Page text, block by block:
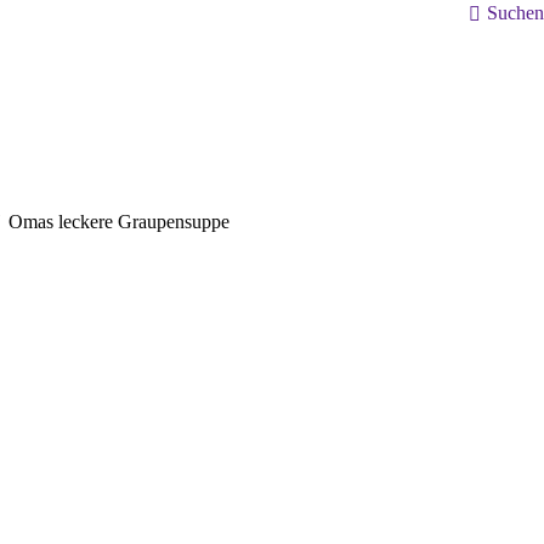
Search:
Suchen
Omas leckere Graupensuppe